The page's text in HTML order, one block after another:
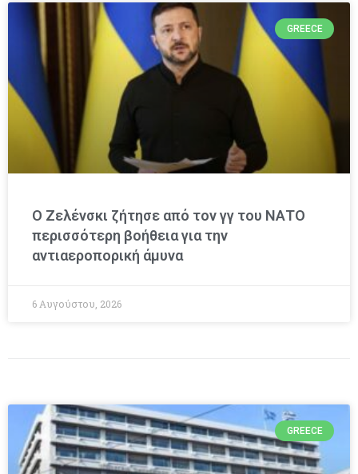
GREECE
Ο Ζελένσκι ζήτησε από τον γγ του ΝΑΤΟ
περισσότερη βοήθεια για την
αντιαεροπορική άμυνα
6 Αυγούστου, 2026
GREECE